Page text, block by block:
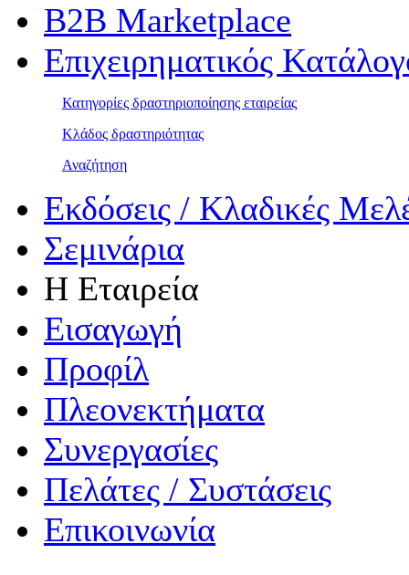
B2B Marketplace
Επιχειρηματικός
Κατηγορίες δραστηριοποίησης εταιρείας
Κλάδος δραστηριότητας
Αναζήτηση
Εκδόσεις / Κλαδικές
Σεμινάρια
Η Εταιρεία
Εισαγωγή
Προφίλ
Πλεονεκτήματα
Συνεργασίες
Πελάτες / Συστάσεις
Επικοινωνία